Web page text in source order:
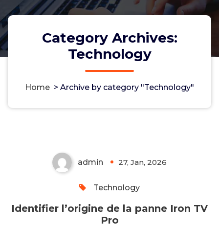
Category Archives:
Technology
Home > Archive by category "Technology"
admin 27, Jan, 2026
Technology
Identifier l’origine de la panne Iron TV
Pro